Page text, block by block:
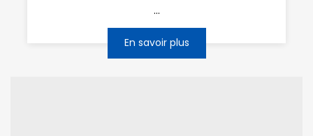
...
En savoir plus